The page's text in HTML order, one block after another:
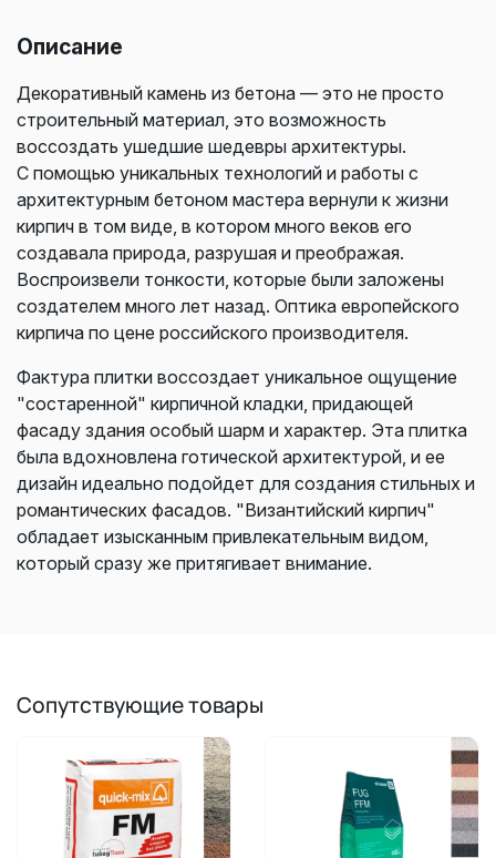
Описание
Декоративный камень из бетона — это не просто
строительный материал, это возможность
воссоздать ушедшие шедевры архитектуры.
С помощью уникальных технологий и работы с
архитектурным бетоном мастера вернули к жизни
кирпич в том виде, в котором много веков его
создавала природа, разрушая и преображая.
Воспроизвели тонкости, которые были заложены
создателем много лет назад. Оптика европейского
кирпича по цене российского производителя.
Фактура плитки воссоздает уникальное ощущение
"состаренной" кирпичной кладки, придающей
фасаду здания особый шарм и характер. Эта плитка
была вдохновлена готической архитектурой, и ее
дизайн идеально подойдет для создания стильных и
романтических фасадов. "Византийский кирпич"
обладает изысканным привлекательным видом,
который сразу же притягивает внимание.
Сопутствующие товары